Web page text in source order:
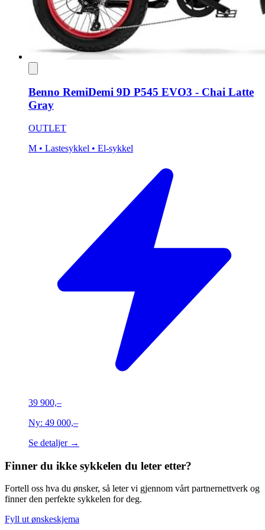
Benno RemiDemi 9D P545 EVO3 - Chai Latte
Gray
OUTLET
M • Lastesykkel • El-sykkel
39 900,–
Ny: 49 000,–
Se detaljer →
Finner du ikke sykkelen du leter etter?
Fortell oss hva du ønsker, så leter vi gjennom vårt partnernettverk og
finner den perfekte sykkelen for deg.
Fyll ut ønskeskjema